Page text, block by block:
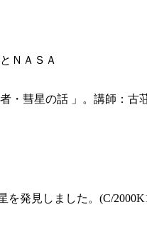
ＮＡＳＡ
・彗星の話 」。講師：古
を発見しました。(C/